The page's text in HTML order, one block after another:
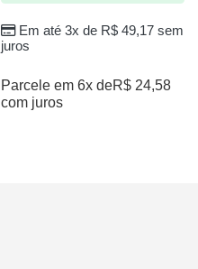
Em até 3x de R$49,17sem
juros
Parcele em 6x deR$ 24,58
com juros